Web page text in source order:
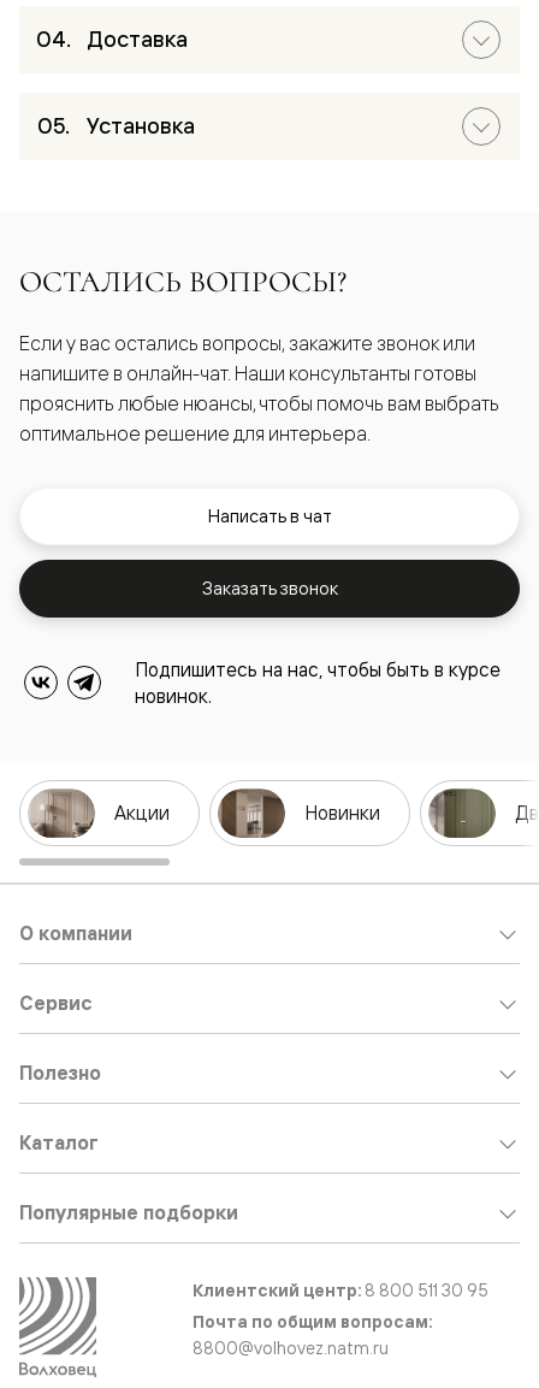
Доставка
Установка
ОСТАЛИСЬ ВОПРОСЫ?
Если у вас остались вопросы, закажите звонок или
напишите в онлайн-чат. Наши консультанты готовы
прояснить любые нюансы, чтобы помочь вам выбрать
оптимальное решение для интерьера.
Написать в чат
Заказать звонок
Подпишитесь на нас, чтобы быть в курсе
новинок.
Акции Новинки
О компании
Сервис
Полезно
Каталог
Популярные подборки
Клиентский центр: 8 800 511 30 95
Почта по общим вопросам:
8800@volhovez.natm.ru